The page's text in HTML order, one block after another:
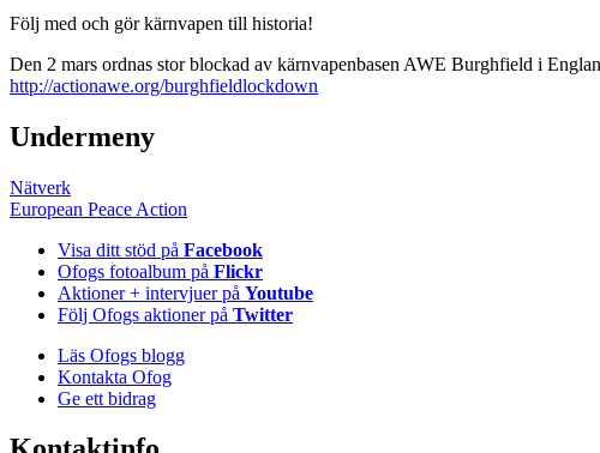
Följ med och gör kärnvapen till historia!
Den 2 mars ordnas stor blockad av kärnvapenbasen AWE Burghfield i
http://actionawe.org/burghfieldlockdown
Undermeny
Nätverk
European Peace Action
Visa ditt stöd på Facebook
Ofogs fotoalbum på Flickr
Aktioner + intervjuer på Youtube
Följ Ofogs aktioner på Twitter
Läs Ofogs blogg
Kontakta Ofog
Ge ett bidrag